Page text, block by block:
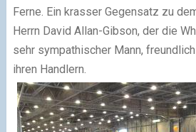
Ferne. Ein krasser Gegensatz zu
Herrn David Allan-Gibson, der die
sehr sympathischer Mann,
ihren Handlern.